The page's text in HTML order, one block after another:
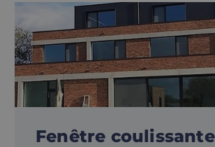
Fenêtre coulissante